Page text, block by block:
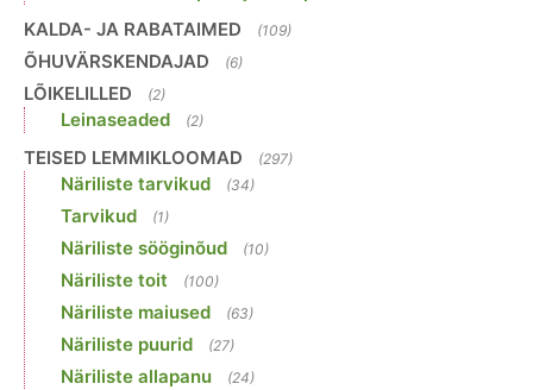
KALDA- JA RABATAIMED (109)
ÕHUVÄRSKENDAJAD (6)
LÕIKELILLED (2)
Leinaseaded (2)
TEISED LEMMIKLOOMAD (297)
Näriliste tarvikud (34)
Tarvikud (1)
Näriliste sööginõud (10)
Näriliste toit (100)
Näriliste maiused (63)
Näriliste puurid (27)
Näriliste allapanu (24)